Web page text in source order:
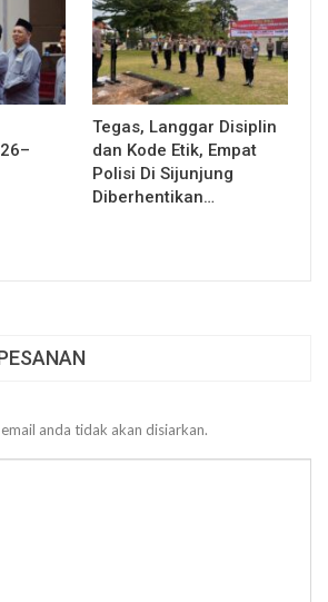
Tegas, Langgar Disiplin
dan Kode Etik, Empat
Polisi Di Sijunjung
Diberhentikan…
anda tidak akan disiarkan.